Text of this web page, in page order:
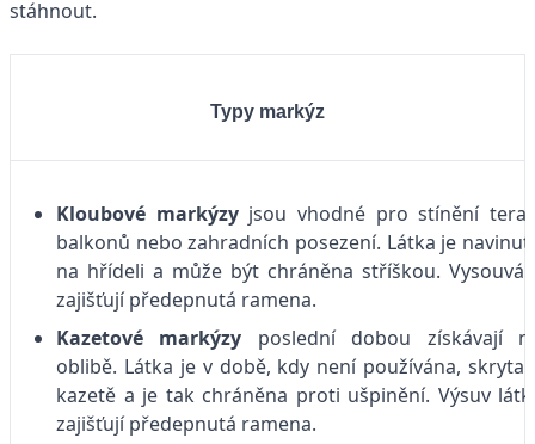
stáhnout.
Typy markýz
Kloubové markýzyjsou vhodné pro stínění
balkonů nebo zahradních posezení. Látka je
na hřídeli a může být chráněna stříškou.
zajišťují předepnutá ramena.
Kazetové markýzy poslední dobou získávají
oblibě. Látka je v době, kdy není používána, skryta
kazetě a je tak chráněna proti ušpinění. Výsuv
zajišťují předepnutá ramena.